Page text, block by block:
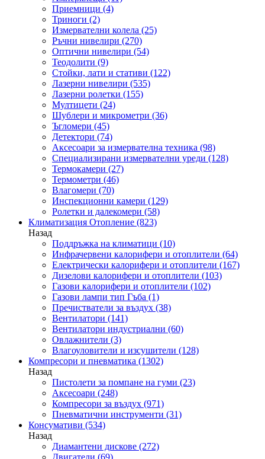
Приемници (4)
Триноги (2)
Измервателни колела (25)
Ръчни нивелири (270)
Оптични нивелири (54)
Теодолити (9)
Стойки, лати и стативи (122)
Лазерни нивелири (535)
Лазерни ролетки (155)
Мултицети (24)
Шублери и микрометри (36)
Ъгломери (45)
Детектори (74)
Аксесоари за измервателна техника (98)
Специализирани измервателни уреди (128)
Термокамери (27)
Термометри (46)
Влагомери (70)
Инспекционни камери (129)
Ролетки и далекомери (58)
Климатизация Отопление (823)
Назад
Поддръжка на климатици (10)
Инфрачервени калорифери и отоплители (64)
Електрически калорифери и отоплители (167)
Дизелови калорифери и отоплители (103)
Газови калорифери и отоплители (102)
Газови лампи тип Гъба (1)
Пречистватели за въздух (38)
Вентилатори (141)
Вентилатори индустриални (60)
Овлажнители (3)
Влагоуловители и изсушители (128)
Компресори и пневматика (1302)
Назад
Пистолети за помпане на гуми (23)
Аксесоари (248)
Компресори за въздух (971)
Пневматични инструменти (31)
Консумативи (534)
Назад
Диамантени дискове (272)
Двигатели (69)